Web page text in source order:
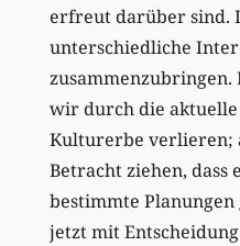
erfreut darüber sind.
unterschiedliche
zusammenzubringen.
wir durch die
Kulturerbe verlieren;
Betracht ziehen, dass
bestimmte
jetzt mit